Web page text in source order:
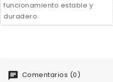
funcionamiento estable y
duradero.
Comentarios (0)